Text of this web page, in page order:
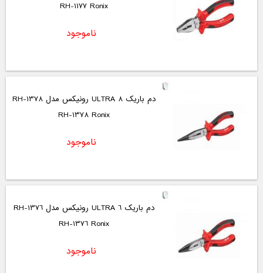
RH-1177 Ronix
ناموجود
دم باریک 8 ULTRA رونیکس مدل RH-1378
RH-1378 Ronix
ناموجود
دم باریک 6 ULTRA رونیکس مدل RH-1376
RH-1376 Ronix
ناموجود